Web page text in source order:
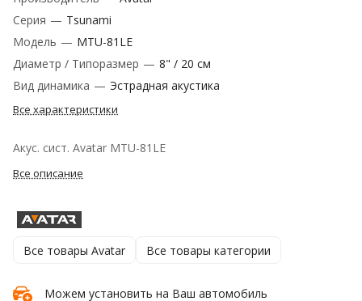
Серия — Tsunami
Модель — MTU-81LE
Диаметр / Типоразмер — 8" / 20 см
Вид динамика — Эстрадная акустика
Все характеристики
Акус. сист. Avatar MTU-81LE
Все описание
Все товары Avatar Все товары категории
Можем установить на Ваш автомобиль